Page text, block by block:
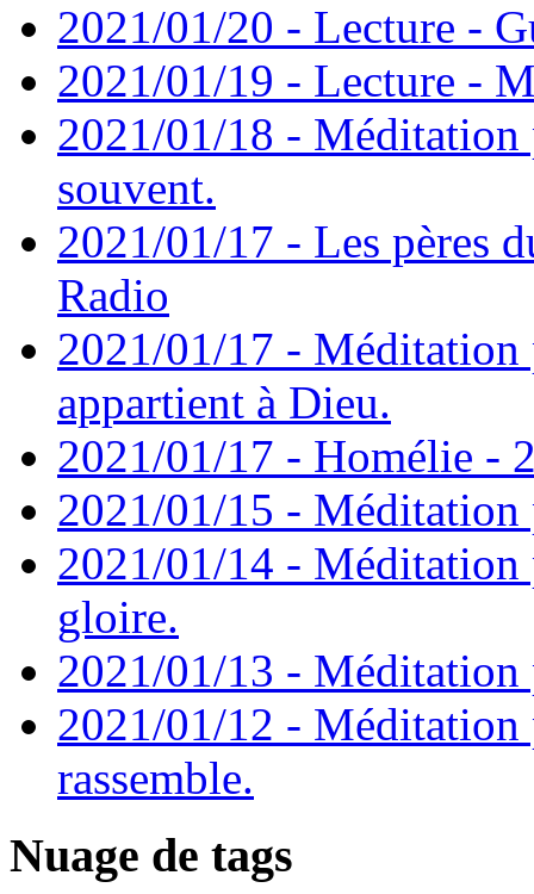
2021/01/20 - Lecture -
2021/01/19 - Lecture -
2021/01/18 - Méditation
souvent.
2021/01/17 - Les pères
Radio
2021/01/17 - Méditation
appartient à Dieu.
2021/01/17 - Homélie -
2021/01/15 - Méditation
2021/01/14 - Méditation
gloire.
2021/01/13 - Méditation
2021/01/12 - Méditation
rassemble.
Nuage de tags